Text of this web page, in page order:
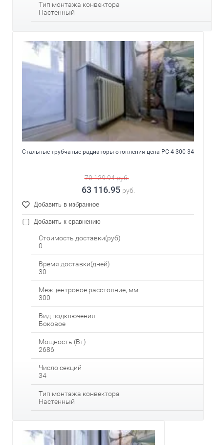
Тип монтажа конвектора
Настенный
Стальные трубчатые радиаторы отопления цена РС 4-300-34
70 129.94руб.
63 116.95 руб.
Добавить в избранное
Добавить к сравнению
Стоимость доставки(руб)
0
Время доставки(дней)
30
Межцентровое расстояние, мм
300
Вид подключения
Боковое
Мощность (Вт)
2686
Число секций
34
Тип монтажа конвектора
Настенный